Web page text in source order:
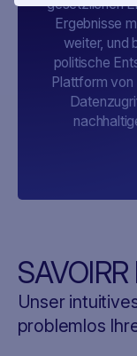
gesetzlichen
Ergebnisse
weiter, und
politische
Plattform von
Unser
problemlos